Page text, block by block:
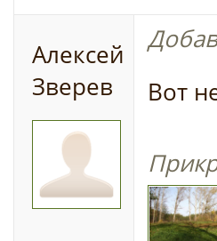
Алексей
Зверев
Вот